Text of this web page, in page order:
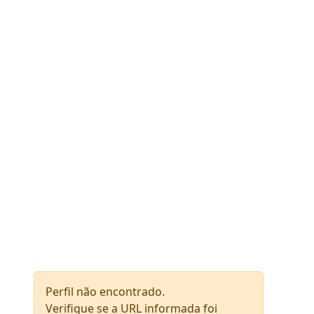
Perfil não encontrado.
Verifique se a URL informada foi